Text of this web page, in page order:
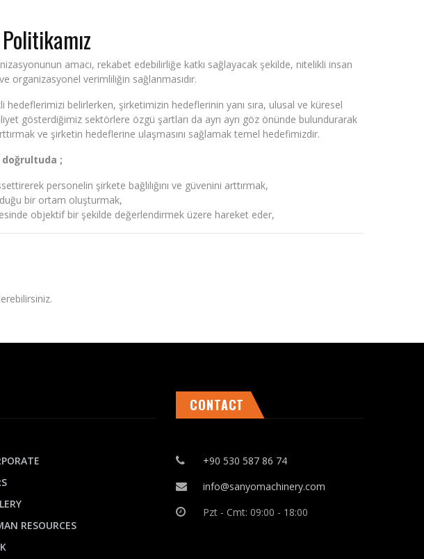
amacı, rekabet edebilirliğe katkı sağlayacak şekilde, nitelikli insan
organizasyonel verimliliğin sağlanmasıdır.
hedeflerimizi belirlerken, şirketimizin hedeflerinin yanı sıra, ulusal ve küresel
gösterdiğimiz sektörlere özgü şartları da ayrı ayrı göz önünde bulundurarak
ve şirketin hedeflerine ulaşmasını sağlamak temel hedefimizdir.
doğrultuda ;
personelin şirkete bağlılığını ve güvenini arttırmak,
bir ortam oluşturmak,
objektif bir şekilde değerlendirmek üzere hareket eder,
RESOURCES
CONTACT
+90 530 587 86 74
info@sanyomachinery.com
Pzt - Cmt: 09:00 - 18:00